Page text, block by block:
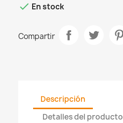
 En stock
Compartir
Descripción
Detalles del producto